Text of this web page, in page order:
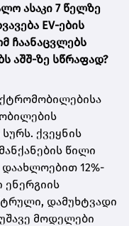
ასაკი 7 წელზე
EV-ების
ჩაანაცვლებს
აშშ-ზე სწრაფად?
ქვეყნის
წილი
12%-
ენერგიის
დამუხტვადი
მოდელები